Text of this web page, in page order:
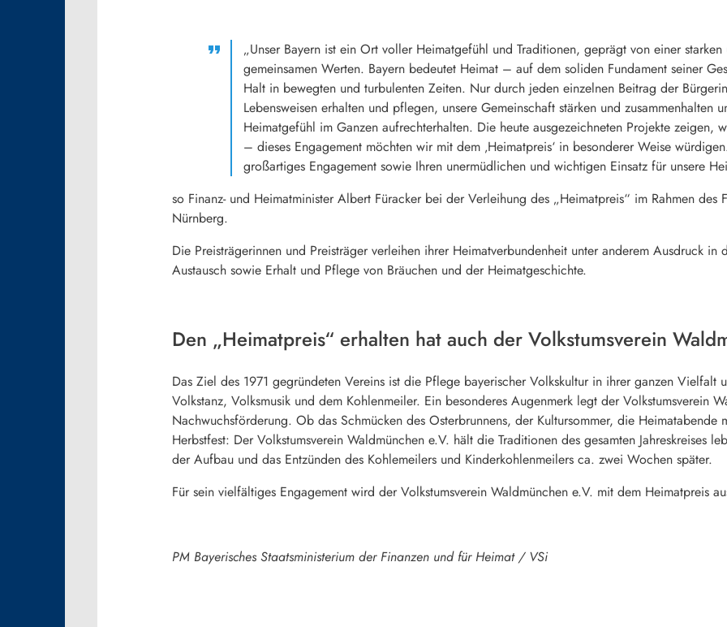
„Unser Bayern ist ein Ort voller Heimatgefühl und Traditionen, geprägt von einer
gemeinsamen Werten. Bayern bedeutet Heimat – auf dem soliden Fundament seiner
Halt in bewegten und turbulenten Zeiten. Nur durch jeden einzelnen Beitrag der
Lebensweisen erhalten und pflegen, unsere Gemeinschaft stärken und zusammenhalten
Heimatgefühl im Ganzen aufrechterhalten. Die heute ausgezeichneten Projekte zeigen,
– dieses Engagement möchten wir mit dem ‚Heimatpreis‘ in besonderer Weise
großartiges Engagement sowie Ihren unermüdlichen und wichtigen Einsatz für unsere
so Finanz- und Heimatminister Albert Füracker bei der Verleihung des „Heimatpreis“ im Rahmen des
Nürnberg.
Die Preisträgerinnen und Preisträger verleihen ihrer Heimatverbundenheit unter anderem Ausdruck
Austausch sowie Erhalt und Pflege von Bräuchen und der Heimatgeschichte.
Den „Heimatpreis“ erhalten hat auch der Volkstumsverein
Das Ziel des 1971 gegründeten Vereins ist die Pflege bayerischer Volkskultur in ihrer ganzen
Volkstanz, Volksmusik und dem Kohlenmeiler. Ein besonderes Augenmerk legt der Volkstumsverein
Nachwuchsförderung. Ob das Schmücken des Osterbrunnens, der Kultursommer, die Heimatabende
Herbstfest: Der Volkstumsverein Waldmünchen e.V. hält die Traditionen des gesamten Jahreskreises
der Aufbau und das Entzünden des Kohlemeilers und Kinderkohlenmeilers ca. zwei Wochen später.
Für sein vielfältiges Engagement wird der Volkstumsverein Waldmünchen e.V. mit dem Heimatpreis
PM Bayerisches Staatsministerium der Finanzen und für Heimat / VSi